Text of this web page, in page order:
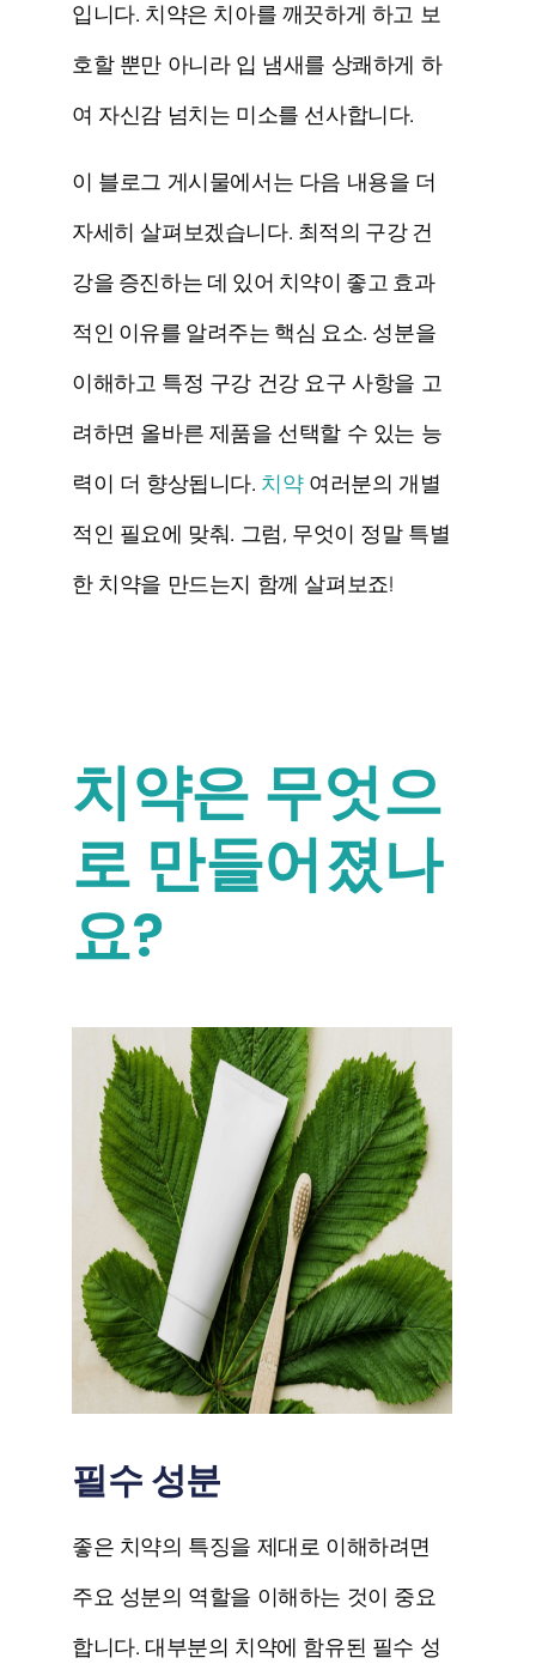
입니다. 치약은 치아를 깨끗하게 하고 보
호할 뿐만 아니라 입 냄새를 상쾌하게 하
여 자신감 넘치는 미소를 선사합니다.
이 블로그 게시물에서는 다음 내용을 더
자세히 살펴보겠습니다. 최적의 구강 건
강을 증진하는 데 있어 치약이 좋고 효과
적인 이유를 알려주는 핵심 요소. 성분을
이해하고 특정 구강 건강 요구 사항을 고
려하면 올바른 제품을 선택할 수 있는 능
력이 더 향상됩니다. 치약여러분의 개별
적인 필요에 맞춰. 그럼, 무엇이 정말 특별
한 치약을 만드는지 함께 살펴보죠!
치약은 무엇으
로 만들어졌나
요?
필수 성분
좋은 치약의 특징을 제대로 이해하려면
주요 성분의 역할을 이해하는 것이 중요
합니다. 대부분의 치약에 함유된 필수 성